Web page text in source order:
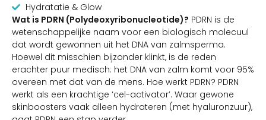
Hydratatie & Glow
Wat is PDRN (Polydeoxyribonucleotide)? PDRN is de
wetenschappelijke naam voor een biologisch molecuul
dat wordt gewonnen uit het DNA van zalmsperma.
Hoewel dit misschien bijzonder klinkt, is de reden
erachter puur medisch: het DNA van zalm komt voor 95%
overeen met dat van de mens. Hoe werkt PDRN? PDRN
werkt als een krachtige ‘cel-activator’. Waar gewone
skinboosters vaak alleen hydrateren (met hyaluronzuur),